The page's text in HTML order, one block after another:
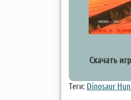
Скачать
Теги: Dinosaur